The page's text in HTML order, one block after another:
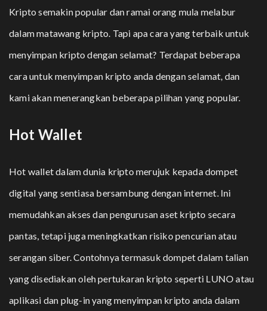
Kripto semakin popular dan ramai orang mula melabur
dalam matawang kripto. Tapi apa cara yang terbaik untuk
menyimpan kripto dengan selamat? Terdapat beberapa
cara untuk menyimpan kripto anda dengan selamat, dan
kami akan menerangkan beberapa pilihan yang popular.
Hot Wallet
Hot wallet dalam dunia kripto merujuk kepada dompet
digital yang sentiasa bersambung dengan internet. Ini
memudahkan akses dan pengurusan aset kripto secara
pantas, tetapi juga meningkatkan risiko pencurian atau
serangan siber. Contohnya termasuk dompet dalam talian
yang disediakan oleh pertukaran kripto seperti LUNO atau
aplikasi dan plug-in yang menyimpan kripto anda dalam